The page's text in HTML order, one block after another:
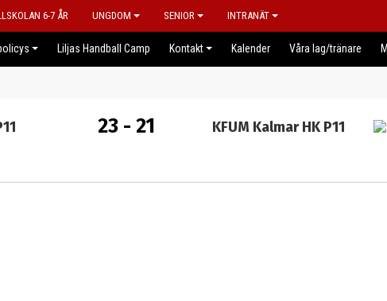
6-7 ÅR UNGDOM SENIOR INTRANÄT
Liljas Handball Camp Kontakt Kalender Våra lag/tränare
23 - 21 KFUM Kalmar HK P11